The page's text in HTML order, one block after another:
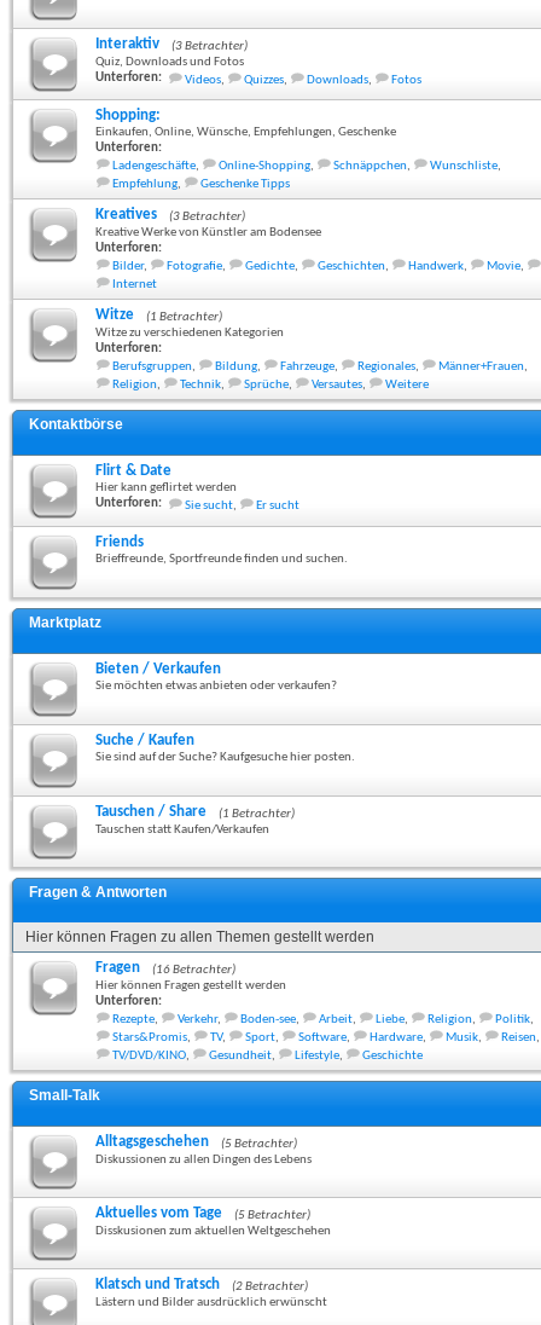
Interaktiv
(3 Betrachter)
Quiz, Downloads und Fotos
Unterforen:
Videos, Quizzes, Downloads, Fotos
Shopping:
Einkaufen, Online, Wünsche, Empfehlungen, Geschenke
Unterforen:
Ladengeschäfte, Online-Shopping, Schnäppchen, Wunschliste,
Empfehlung, Geschenke Tipps
Kreatives
(3 Betrachter)
Kreative Werke von Künstler am Bodensee
Unterforen:
Bilder, Fotografie, Gedichte, Geschichten, Handwerk, Movie,
Internet
Witze
(1 Betrachter)
Witze zu verschiedenen Kategorien
Unterforen:
Berufsgruppen, Bildung, Fahrzeuge, Regionales, Männer+Frauen,
Religion, Technik, Sprüche, Versautes, Weitere
Kontaktbörse
Flirt & Date
Hier kann geflirtet werden
Unterforen:
Sie sucht, Er sucht
Friends
Brieffreunde, Sportfreunde finden und suchen.
Marktplatz
Bieten / Verkaufen
Sie möchten etwas anbieten oder verkaufen?
Suche / Kaufen
Sie sind auf der Suche? Kaufgesuche hier posten.
Tauschen / Share
(1 Betrachter)
Tauschen statt Kaufen/Verkaufen
Fragen & Antworten
Hier können Fragen zu allen Themen gestellt werden
Fragen
(16 Betrachter)
Hier können Fragen gestellt werden
Unterforen:
Rezepte, Verkehr, Boden-see, Arbeit, Liebe, Religion, Politik,
Stars&Promis, TV, Sport, Software, Hardware, Musik, Reisen,
TV/DVD/KINO, Gesundheit, Lifestyle, Geschichte
Small-Talk
Alltagsgeschehen
(5 Betrachter)
Diskussionen zu allen Dingen des Lebens
Aktuelles vom Tage
(5 Betrachter)
Disskusionen zum aktuellen Weltgeschehen
Klatsch und Tratsch
(2 Betrachter)
Lästern und Bilder ausdrücklich erwünscht